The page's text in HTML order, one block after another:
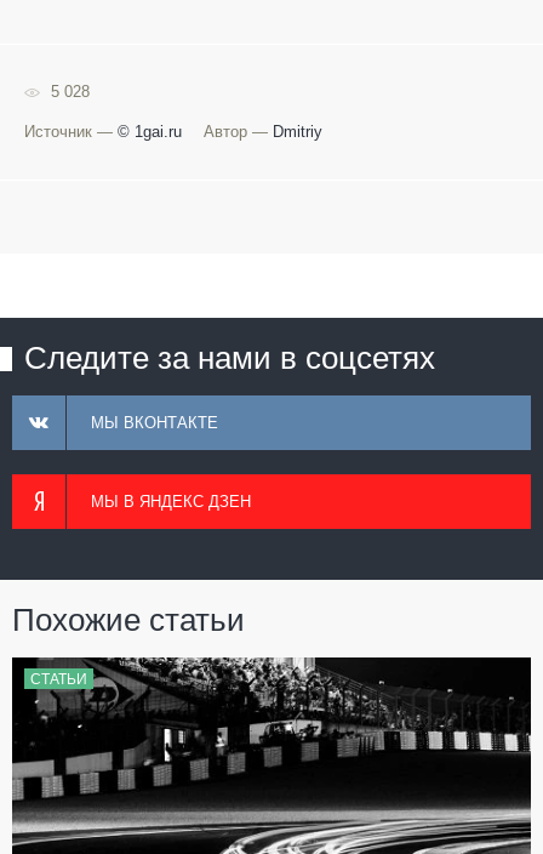
5 028
Источник — © 1gai.ru Автор — Dmitriy
Следите за нами в соцсетях
МЫ ВКОНТАКТЕ
МЫ В ЯНДЕКС ДЗЕН
Похожие статьи
СТАТЬИ